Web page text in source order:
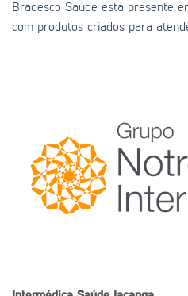
Bradesco Saúde está presente
com produtos criados para